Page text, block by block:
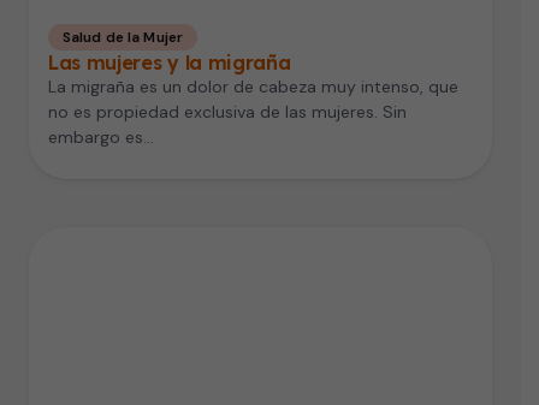
Salud de la Mujer
Las mujeres y la migraña
La migraña es un dolor de cabeza muy intenso, que
no es propiedad exclusiva de las mujeres. Sin
embargo es…